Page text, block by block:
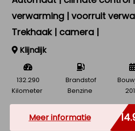
verwarming | voorruit
Trekhaak | camera |
Klijndijk
132.290
Kilometer
Brandstof
Benzine
Meer informatie €